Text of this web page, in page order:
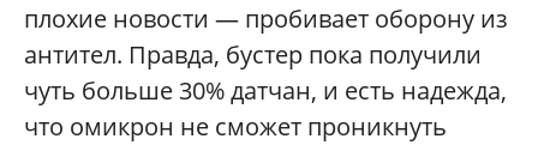
плохие новости — пробивает оборону из
антител. Правда, бустер пока получили
чуть больше 30% датчан, и есть надежда,
что омикрон не сможет проникнуть